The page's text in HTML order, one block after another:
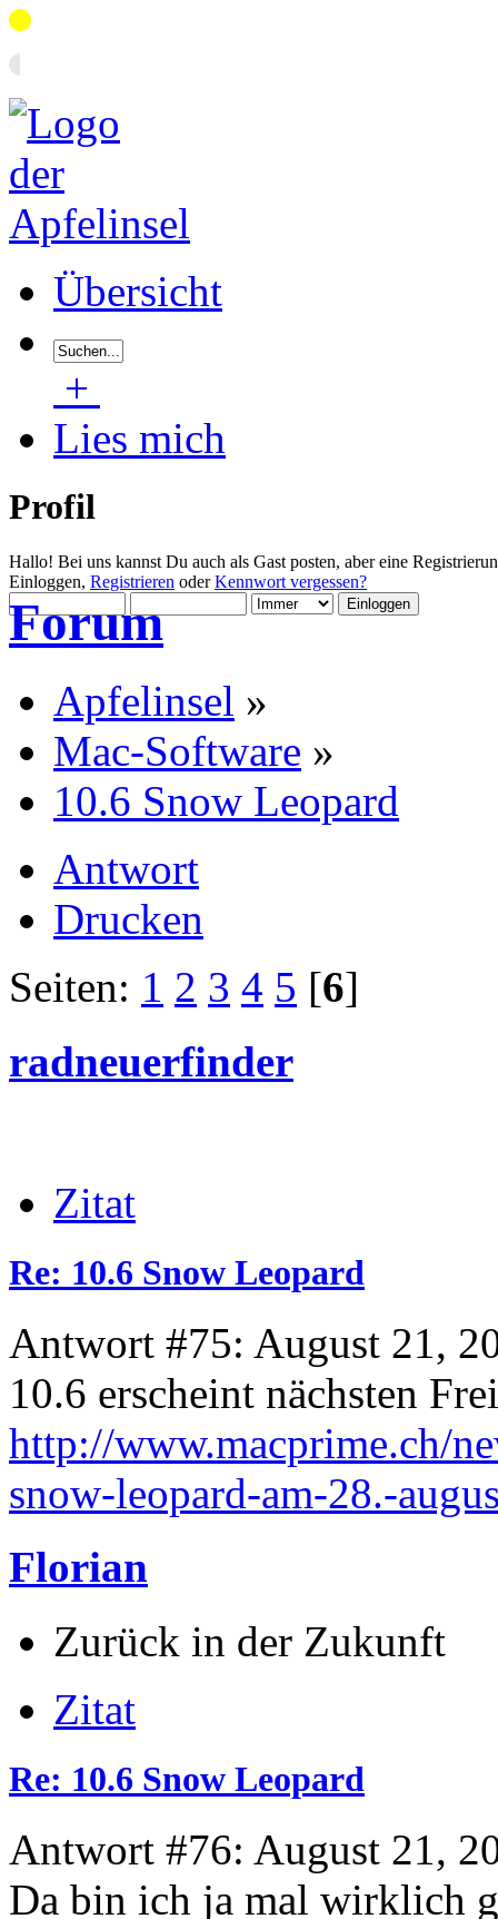
Übersicht
+
Lies mich
Profil
Hallo! Bei uns kannst Du auch als Gast posten, aber eine
Einloggen, Registrieren oderKennwort vergessen?
Forum
Apfelinsel »
Mac-Software »
10.6 Snow Leopard
Antwort
Drucken
Seiten: 1 2 3 4 5 [6]
radneuerfinder
Zitat
Re: 10.6 Snow Leopard
Antwort #75: August 21,
10.6 erscheint nächsten
http://www.macprime.ch/
snow-leopard-am-28.-
Florian
Zurück in der Zukunft
Zitat
Re: 10.6 Snow Leopard
Antwort #76: August 21,
Da bin ich ja mal wirklich